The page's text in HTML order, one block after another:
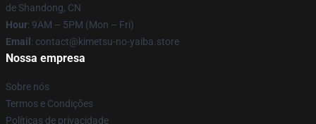
de Shandong, CN
Hour: 9AM – 5PM (Mon – Fri)
Email : contact@kimetsu-no-yaiba.store
Nossa empresa
Sobre nós
Termos e Condições
Políticas de privacidade